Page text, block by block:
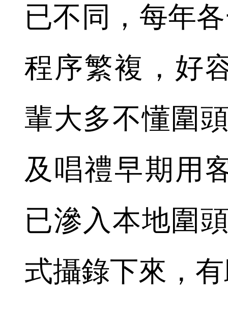
已不同，每年
程序繁複，好
輩大多不懂圍
及唱禮早期用
已滲入本地圍
式攝錄下來，